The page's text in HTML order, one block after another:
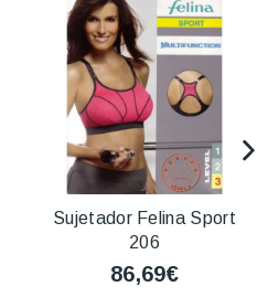
Sujetador Felina Sport
206
86,69€